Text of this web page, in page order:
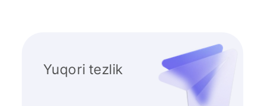
Yuqori tezlik